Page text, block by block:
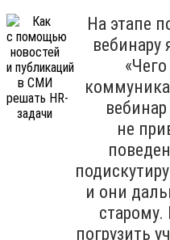
На этапе
вебинару
не
и они
погрузить